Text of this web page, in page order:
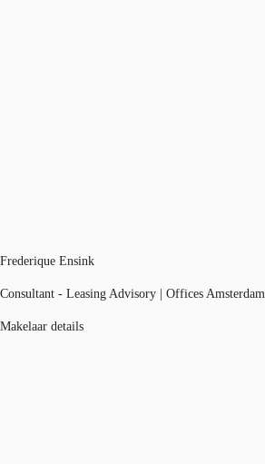
Frederique Ensink
Consultant - Leasing Advisory | Offices Amsterdam
Makelaar details